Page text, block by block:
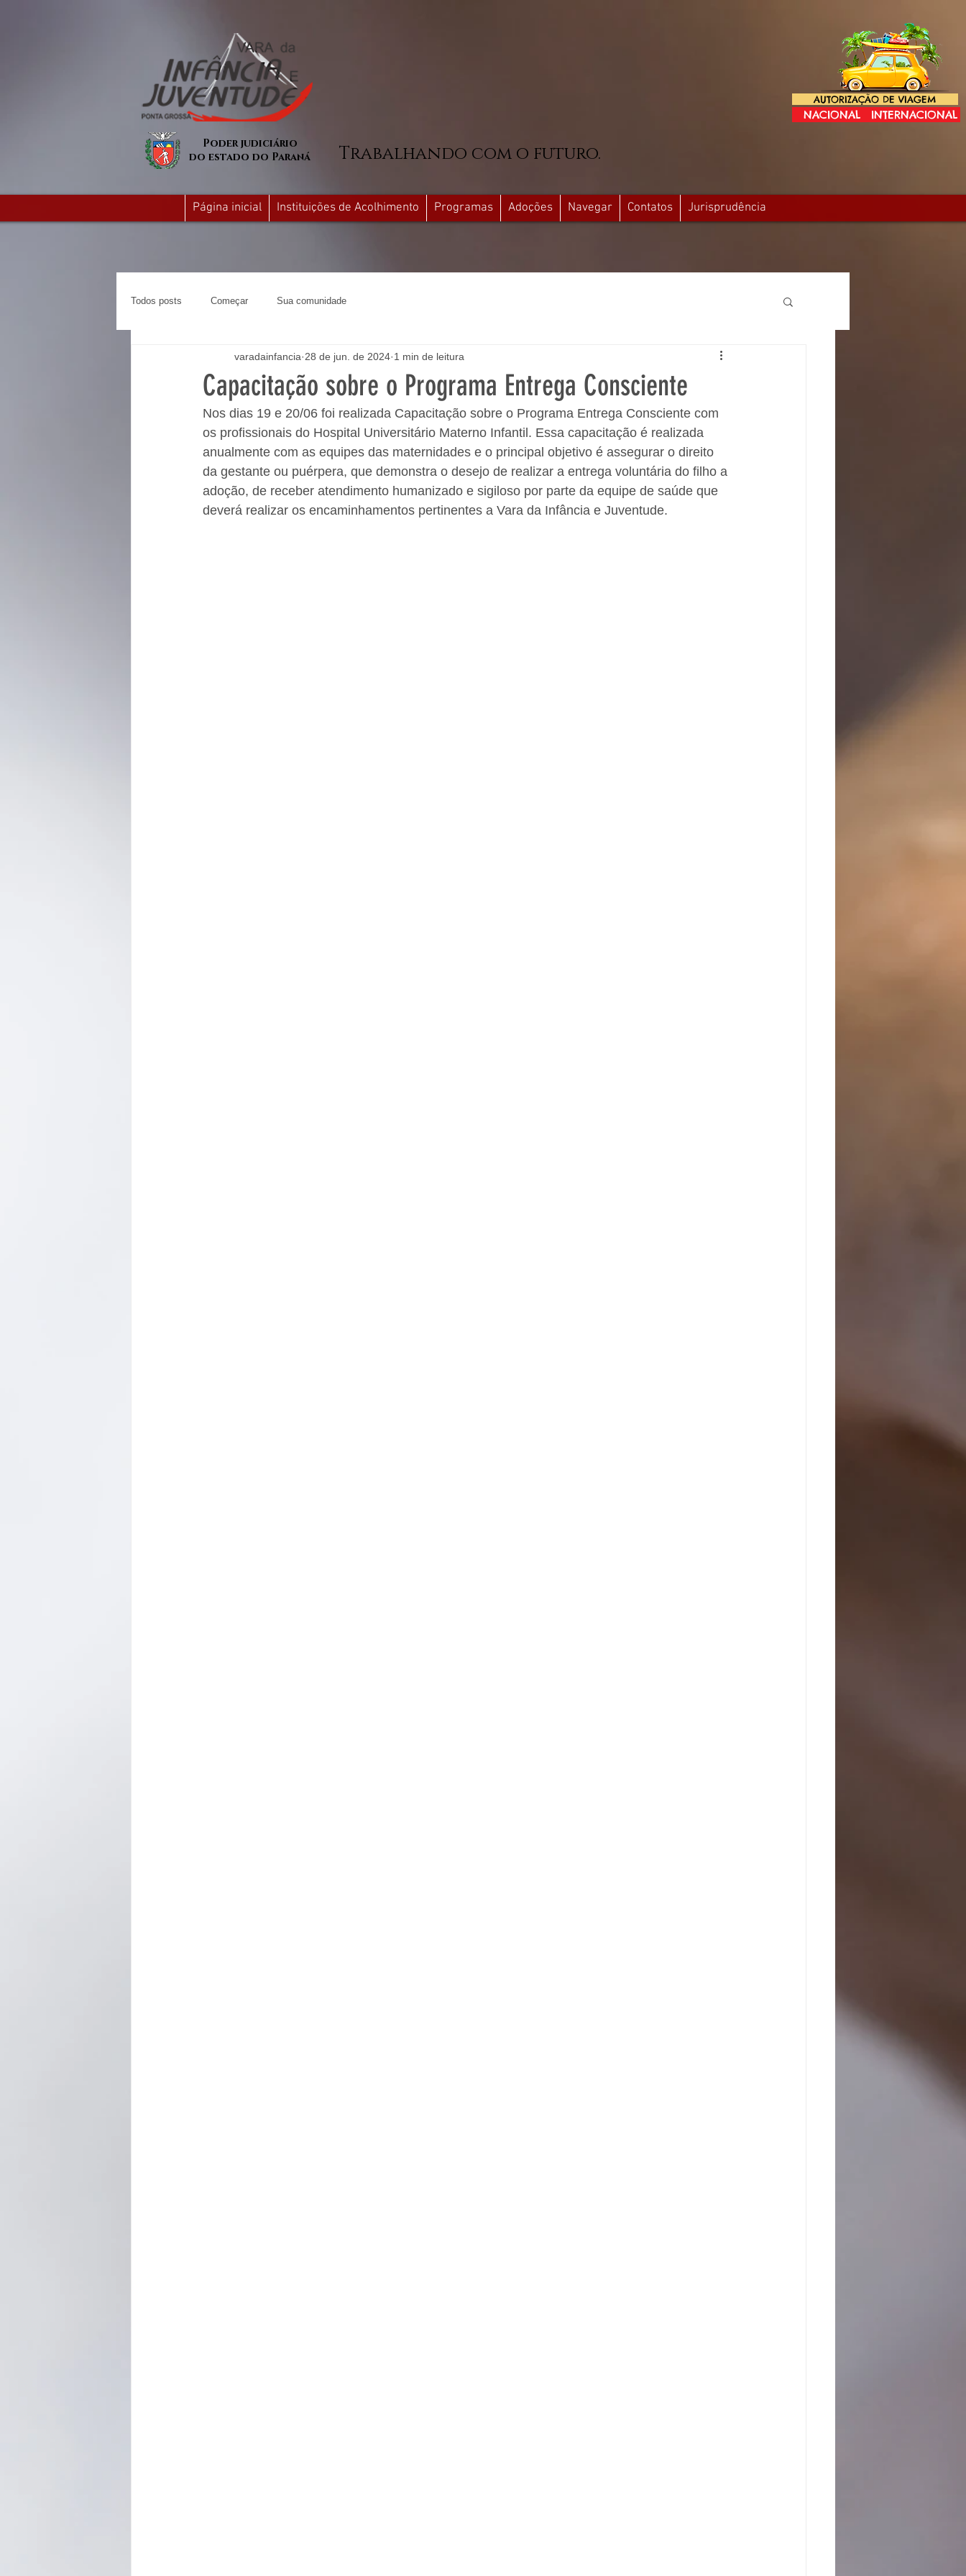
AUTORIZAÇÃO DE VIAGEM
NACIONAL INTERNACIONAL
Poder judiciário
do estado do Paraná
Trabalhando com o futuro.
Página inicial Instituições de Acolhimento Programas Adoções Navegar Contatos Jurisprudência
Todos posts Começar Sua comunidade
Capacitação sobre o Programa Entrega Consciente
varadainfancia 28 de jun. de 2024 1 min de leitura
Nos dias 19 e 20/06 foi realizada Capacitação sobre o Programa Entrega Consciente com
os profissionais do Hospital Universitário Materno Infantil. Essa capacitação é realizada
anualmente com as equipes das maternidades e o principal objetivo é assegurar o direito
da gestante ou puérpera, que demonstra o desejo de realizar a entrega voluntária do filho a
adoção, de receber atendimento humanizado e sigiloso por parte da equipe de saúde que
deverá realizar os encaminhamentos pertinentes a Vara da Infância e Juventude.